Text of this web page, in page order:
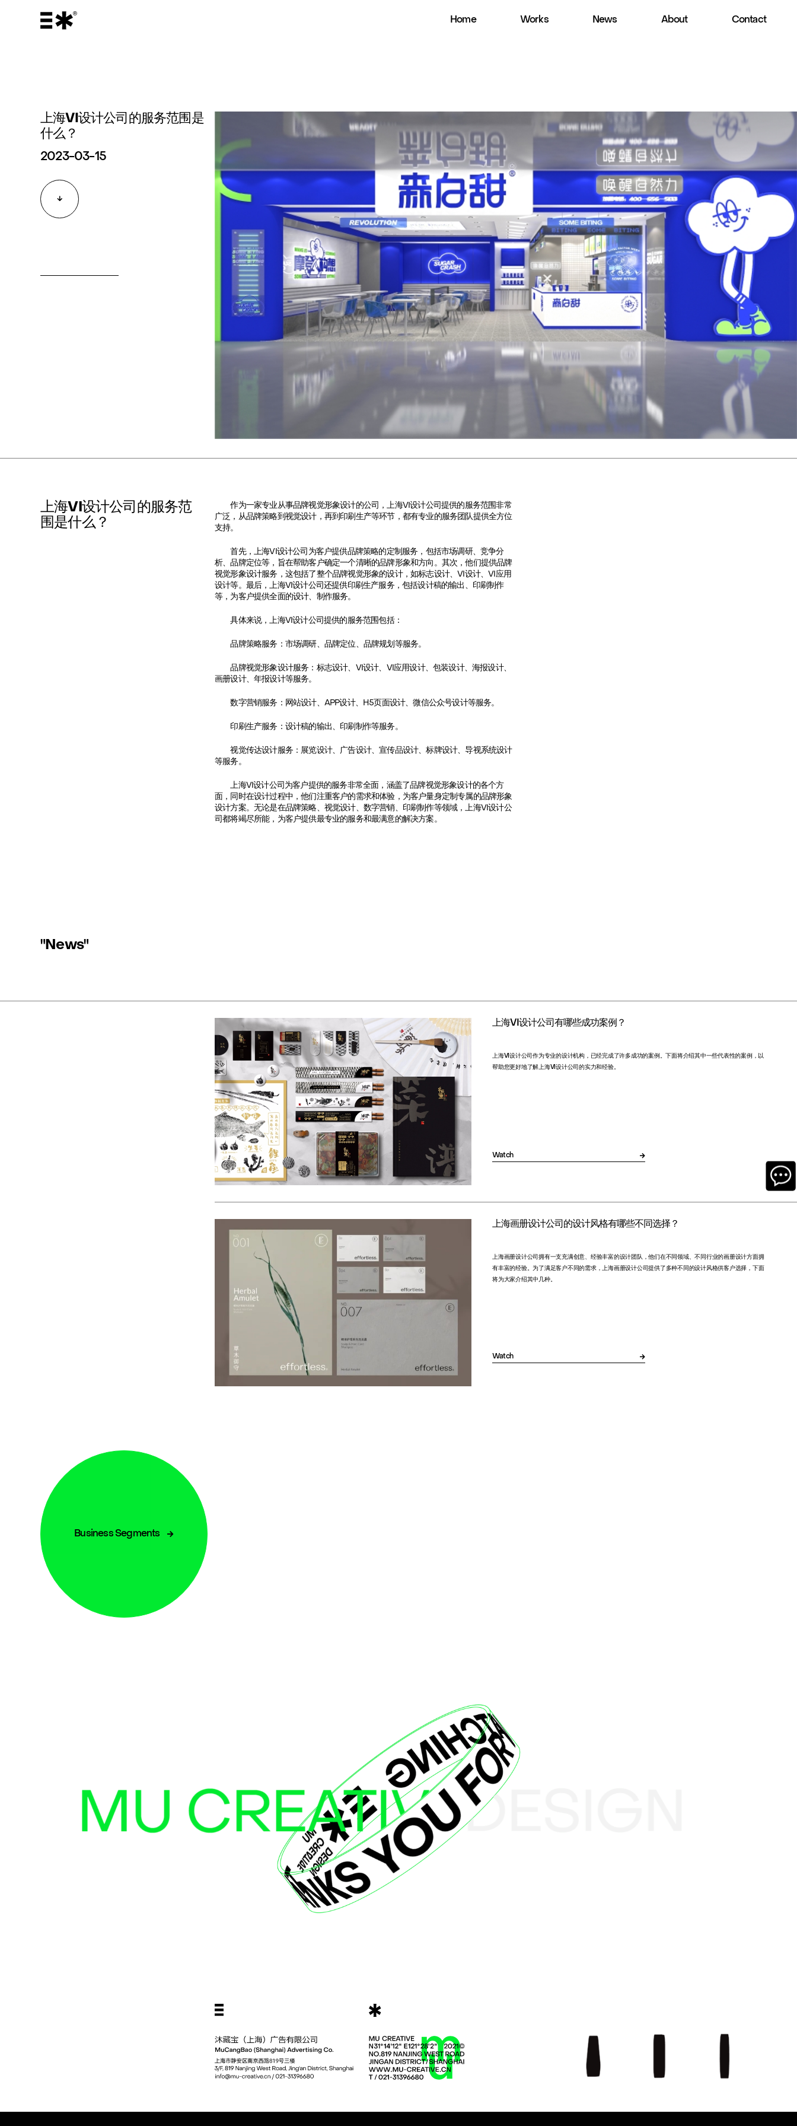
Home Works News About Contact
上海VI设计公司的服务范围是
什么？
2023-03-15
上海VI设计公司的服务范
围是什么？
作为一家专业从事品牌视觉形象设计的公司，上海VI设计公司提供的服务范围非常
广泛，从品牌策略到视觉设计，再到印刷生产等环节，都有专业的服务团队提供全方位
支持。
首先，上海VI设计公司为客户提供品牌策略的定制服务，包括市场调研、竞争分
析、品牌定位等，旨在帮助客户确定一个清晰的品牌形象和方向。其次，他们提供品牌
视觉形象设计服务，这包括了整个品牌视觉形象的设计，如标志设计、VI设计、VI应用
设计等。最后，上海VI设计公司还提供印刷生产服务，包括设计稿的输出、印刷制作
等，为客户提供全面的设计、制作服务。
具体来说，上海VI设计公司提供的服务范围包括：
品牌策略服务：市场调研、品牌定位、品牌规划等服务。
品牌视觉形象设计服务：标志设计、VI设计、VI应用设计、包装设计、海报设计、
画册设计、年报设计等服务。
数字营销服务：网站设计、APP设计、H5页面设计、微信公众号设计等服务。
印刷生产服务：设计稿的输出、印刷制作等服务。
视觉传达设计服务：展览设计、广告设计、宣传品设计、标牌设计、导视系统设计
等服务。
上海VI设计公司为客户提供的服务非常全面，涵盖了品牌视觉形象设计的各个方
面，同时在设计过程中，他们注重客户的需求和体验，为客户量身定制专属的品牌形象
设计方案。无论是在品牌策略、视觉设计、数字营销、印刷制作等领域，上海VI设计公
司都将竭尽所能，为客户提供最专业的服务和最满意的解决方案。
"News"
上海VI设计公司有哪些成功案例？
上海VI设计公司作为专业的设计机构，已经完成了许多成功的案例。下面将介绍其中一些代表性的案例，以
帮助您更好地了解上海VI设计公司的实力和经验。
Watch
上海画册设计公司的设计风格有哪些不同选择？
上海画册设计公司拥有一支充满创意、经验丰富的设计团队，他们在不同领域、不同行业的画册设计方面拥
有丰富的经验。为了满足客户不同的需求，上海画册设计公司提供了多种不同的设计风格供客户选择，下面
将为大家介绍其中几种。
Watch
Business Segments